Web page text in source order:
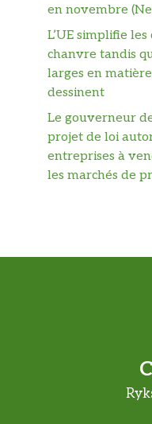
en novembre
L’UE simplifie
chanvre tandis
larges en
dessinent
Le gouverneur
projet de loi
entreprises à
les marchés de